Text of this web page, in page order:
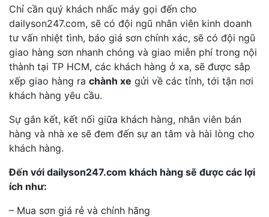
Chỉ cần quý khách nhấc máy gọi đến cho
dailyson247.com, sẽ có đội ngũ nhân viên kinh doanh
tư vấn nhiệt tình, báo giá sơn chính xác, sẽ có đội ngũ
giao hàng sơn nhanh chóng và giao miễn phí trong nội
thành tại TP HCM, các khách hàng ở xa, sẽ được sắp
xếp giao hàng ra chành xe gửi về các tỉnh, tới tận nơi
khách hàng yêu cầu.
Sự gắn kết, kết nối giữa khách hàng, nhân viên bán
hàng và nhà xe sẽ đem đến sự an tâm và hài lòng cho
khách hàng.
Đến với dailyson247.com khách hàng sẽ được các lợi
ích như:
– Mua sơn giá rẻ và chính hãng